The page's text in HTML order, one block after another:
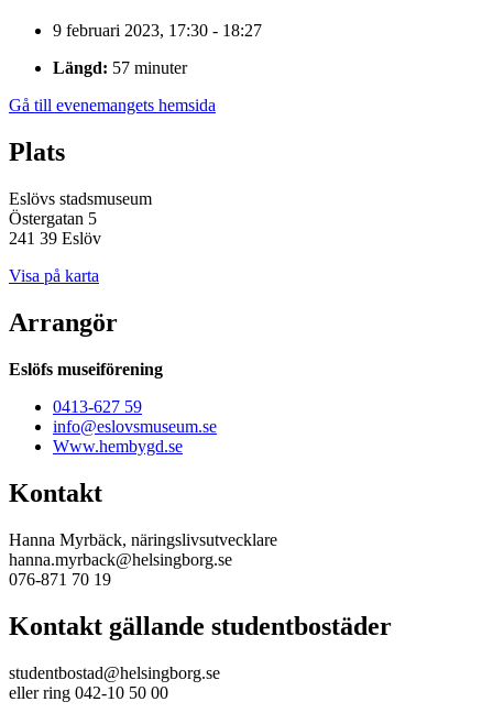
9 februari 2023, 17:30 - 18:27
Längd: 57 minuter
Gå till evenemangets hemsida
Plats
Eslövs stadsmuseum
Östergatan 5
241 39 Eslöv
Visa på karta
Arrangör
Eslöfs museiförening
0413-627 59
info@eslovsmuseum.se
Www.hembygd.se
Kontakt
Hanna Myrbäck, näringslivsutvecklare
hanna.myrback@helsingborg.se
076-871 70 19
Kontakt gällande studentbostäder
studentbostad@helsingborg.se
eller ring 042-10 50 00